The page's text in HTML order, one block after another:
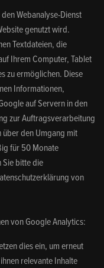
Webanalyse-Dienst
genutzt wird.
Textdateien, die
Ihrem Computer, Tablet
zu ermöglichen. Diese
Informationen,
auf Servern in den
zur Auftragsverarbeitung
über den Umgang mit
für 50 Monate
bitte die
von
von Google Analytics:
dies ein, um erneut
relevante Inhalte